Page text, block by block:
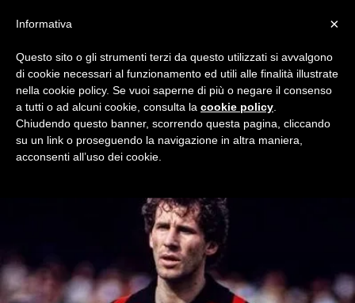
Home Redazionali Voglio essere Chiara
VOGLIO ESSERE CHIARA
Chiara e le sue elucubrazioni solo su Milan Night, il blog dei
tifosi rossoneri.
×
Informativa
Questo sito o gli strumenti terzi da questo utilizzati si avvalgono
di cookie necessari al funzionamento ed utili alle finalità illustrate
nella cookie policy. Se vuoi saperne di più o negare il consenso
a tutti o ad alcuni cookie, consulta la cookie policy
Chiudendo questo banner, scorrendo questa pagina, cliccando
su un link o proseguendo la navigazione in altra maniera,
acconsenti all’uso dei cookie.